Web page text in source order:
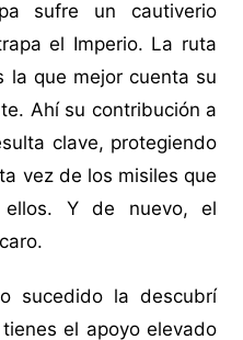
sufre un cautiverio
el Imperio. La ruta
la que mejor cuenta su
Ahí su contribución a
clave, protegiendo
vez de los misiles que
Y de nuevo, el
sucedido la descubrí
el apoyo elevado